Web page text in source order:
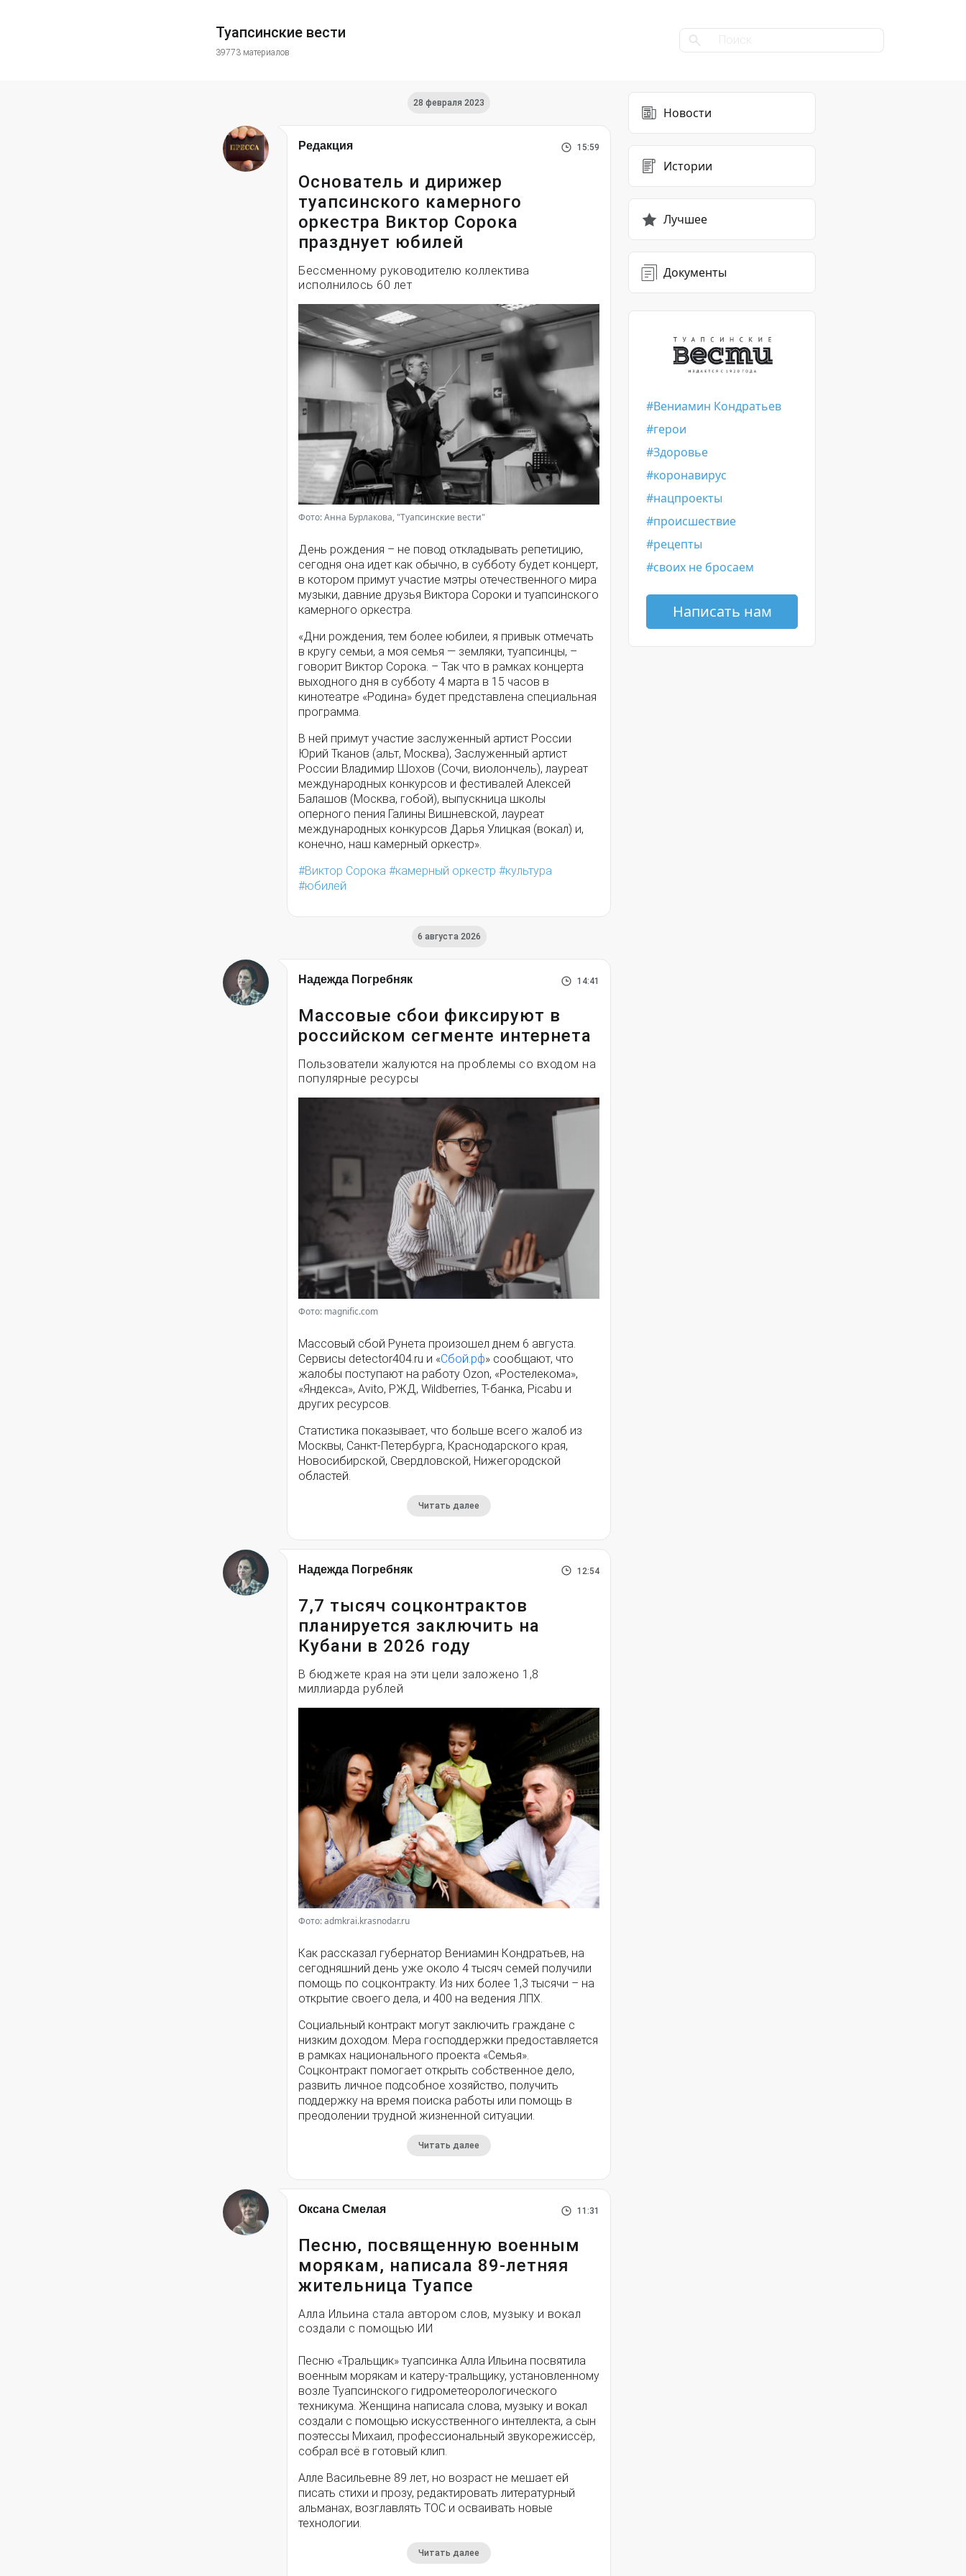
Туапсинские вести
39773 материалов
28 февраля 2023
Редакция 15:59
Основатель и дирижер
туапсинского камерного
оркестра Виктор Сорока
празднует юбилей
Бессменному руководителю коллектива
исполнилось 60 лет
Фото: Анна Бурлакова, "Туапсинские вести"
День рождения – не повод откладывать репетицию,
сегодня она идет как обычно, в субботу будет концерт,
в котором примут участие мэтры отечественного мира
музыки, давние друзья Виктора Сороки и туапсинского
камерного оркестра.
«Дни рождения, тем более юбилеи, я привык отмечать
в кругу семьи, а моя семья — земляки, туапсинцы, –
говорит Виктор Сорока. – Так что в рамках концерта
выходного дня в субботу 4 марта в 15 часов в
кинотеатре «Родина» будет представлена специальная
программа.
В ней примут участие заслуженный артист России
Юрий Тканов (альт, Москва), Заслуженный артист
России Владимир Шохов (Сочи, виолончель), лауреат
международных конкурсов и фестивалей Алексей
Балашов (Москва, гобой), выпускница школы
оперного пения Галины Вишневской, лауреат
международных конкурсов Дарья Улицкая (вокал) и,
конечно, наш камерный оркестр».
Виктор Сорока
камерный оркестр
культура
юбилей
6 августа 2026
Надежда Погребняк 14:41
Массовые сбои фиксируют в
российском сегменте интернета
Пользователи жалуются на проблемы со входом на
популярные ресурсы
Фото: magnific.com
Массовый сбой Рунета произошел днем 6 августа.
Сервисы detector404.ru и «Сбой.рф» сообщают, что
жалобы поступают на работу Ozon, «Ростелекома»,
«Яндекса», Avito, РЖД, Wildberries, Т-банка, Picabu и
других ресурсов.
Статистика показывает, что больше всего жалоб из
Москвы, Санкт-Петербурга, Краснодарского края,
Новосибирской, Свердловской, Нижегородской
областей.
Читать далее
Надежда Погребняк 12:54
7,7 тысяч соцконтрактов
планируется заключить на
Кубани в 2026 году
В бюджете края на эти цели заложено 1,8
миллиарда рублей
Фото: admkrai.krasnodar.ru
Как рассказал губернатор Вениамин Кондратьев, на
сегодняшний день уже около 4 тысяч семей получили
помощь по соцконтракту. Из них более 1,3 тысячи – на
открытие своего дела, и 400 на ведения ЛПХ.
Социальный контракт могут заключить граждане с
низким доходом. Мера господдержки предоставляется
в рамках национального проекта «Семья».
Соцконтракт помогает открыть собственное дело,
развить личное подсобное хозяйство, получить
поддержку на время поиска работы или помощь в
преодолении трудной жизненной ситуации.
Читать далее
Оксана Смелая 11:31
Песню, посвященную военным
морякам, написала 89-летняя
жительница Туапсе
Алла Ильина стала автором слов, музыку и вокал
создали с помощью ИИ
Песню «Тральщик» туапсинка Алла Ильина посвятила
военным морякам и катеру-тральщику, установленному
возле Туапсинского гидрометеорологического
техникума. Женщина написала слова, музыку и вокал
создали с помощью искусственного интеллекта, а сын
поэтессы Михаил, профессиональный звукорежиссёр,
собрал всё в готовый клип.
Алле Васильевне 89 лет, но возраст не мешает ей
писать стихи и прозу, редактировать литературный
альманах, возглавлять ТОС и осваивать новые
технологии.
Читать далее
Новости
Истории
Лучшее
Документы
Вениамин Кондратьев
герои
Здоровье
коронавирус
нацпроекты
происшествие
рецепты
своих не бросаем
Написать нам